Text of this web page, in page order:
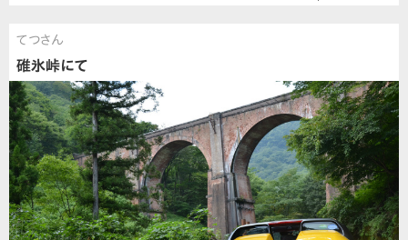
てつさん
碓氷峠にて